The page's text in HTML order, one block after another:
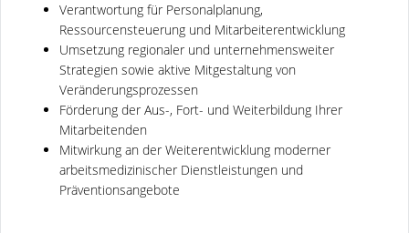
Verantwortung für Personalplanung,
Ressourcensteuerung und Mitarbeiterentwicklung
Umsetzung regionaler und unternehmensweiter
Strategien sowie aktive Mitgestaltung von
Veränderungsprozessen
Förderung der Aus-, Fort- und Weiterbildung Ihrer
Mitarbeitenden
Mitwirkung an der Weiterentwicklung moderner
arbeitsmedizinischer Dienstleistungen und
Präventionsangebote